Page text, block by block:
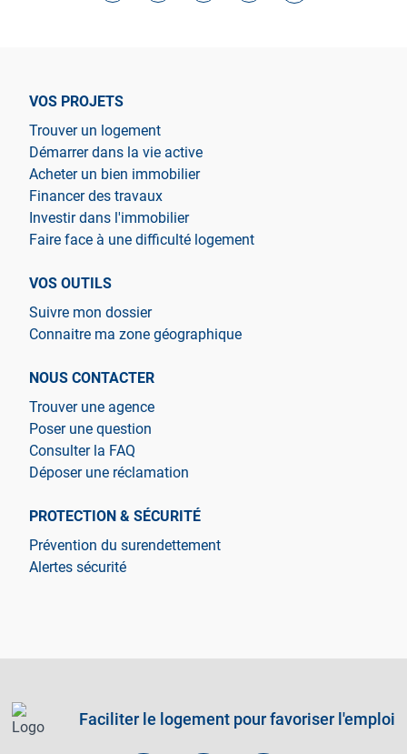
VOS PROJETS
Trouver un logement
Démarrer dans la vie active
Acheter un bien immobilier
Financer des travaux
Investir dans l'immobilier
Faire face à une difficulté logement
VOS OUTILS
Suivre mon dossier
Connaitre ma zone géographique
NOUS CONTACTER
Trouver une agence
Poser une question
Consulter la FAQ
Déposer une réclamation
PROTECTION & SÉCURITÉ
Prévention du surendettement
Alertes sécurité
Faciliter le logement pour favoriser l'emploi